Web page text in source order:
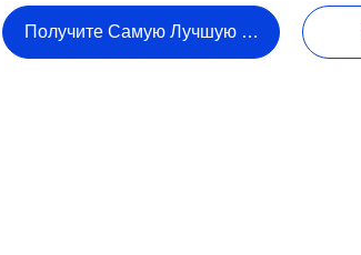
Получите Самую Лучшую Цену